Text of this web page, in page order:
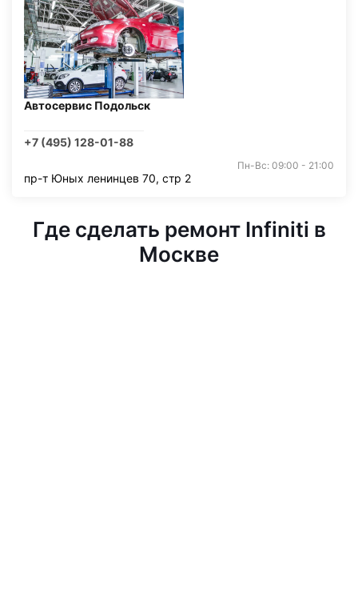
Автосервис Подольск
+7 (495) 128-01-88
Пн-Вс: 09:00 - 21:00
пр-т Юных ленинцев 70, стр 2
Где сделать ремонт Infiniti в
Москве